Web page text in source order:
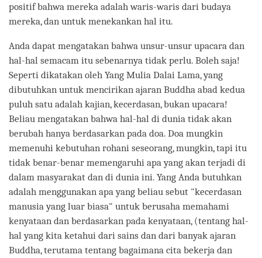
positif bahwa mereka adalah waris-waris dari budaya
mereka, dan untuk menekankan hal itu.
Anda dapat mengatakan bahwa unsur-unsur upacara dan
hal-hal semacam itu sebenarnya tidak perlu. Boleh saja!
Seperti dikatakan oleh Yang Mulia Dalai Lama, yang
dibutuhkan untuk mencirikan ajaran Buddha abad kedua
puluh satu adalah kajian, kecerdasan, bukan upacara!
Beliau mengatakan bahwa hal-hal di dunia tidak akan
berubah hanya berdasarkan pada doa. Doa mungkin
memenuhi kebutuhan rohani seseorang, mungkin, tapi itu
tidak benar-benar memengaruhi apa yang akan terjadi di
dalam masyarakat dan di dunia ini. Yang Anda butuhkan
adalah menggunakan apa yang beliau sebut "kecerdasan
manusia yang luar biasa" untuk berusaha memahami
kenyataan dan berdasarkan pada kenyataan, (tentang hal-
hal yang kita ketahui dari sains dan dari banyak ajaran
Buddha, terutama tentang bagaimana cita bekerja dan